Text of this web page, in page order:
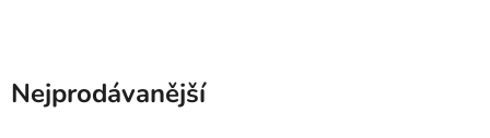
Nejprodávanější